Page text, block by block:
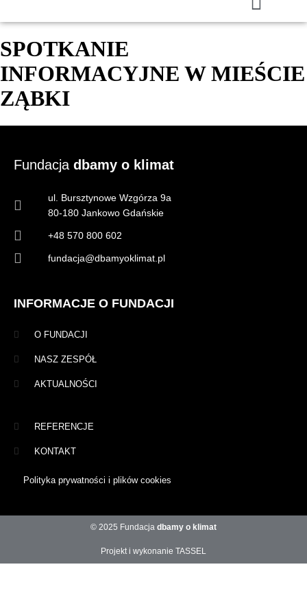
SPOTKANIE
INFORMACYJNE W MIEŚCIE
ZĄBKI
Fundacja dbamy o klimat
ul. Bursztynowe Wzgórza 9a
80-180 Jankowo Gdańskie
+48 570 800 602
fundacja@dbamyoklimat.pl
INFORMACJE O FUNDACJI
O FUNDACJI
NASZ ZESPÓŁ
AKTUALNOŚCI
REFERENCJE
KONTAKT
Polityka prywatności i plików cookies
© 2025 Fundacja dbamy o klimat
Projekt i wykonanie TASSEL